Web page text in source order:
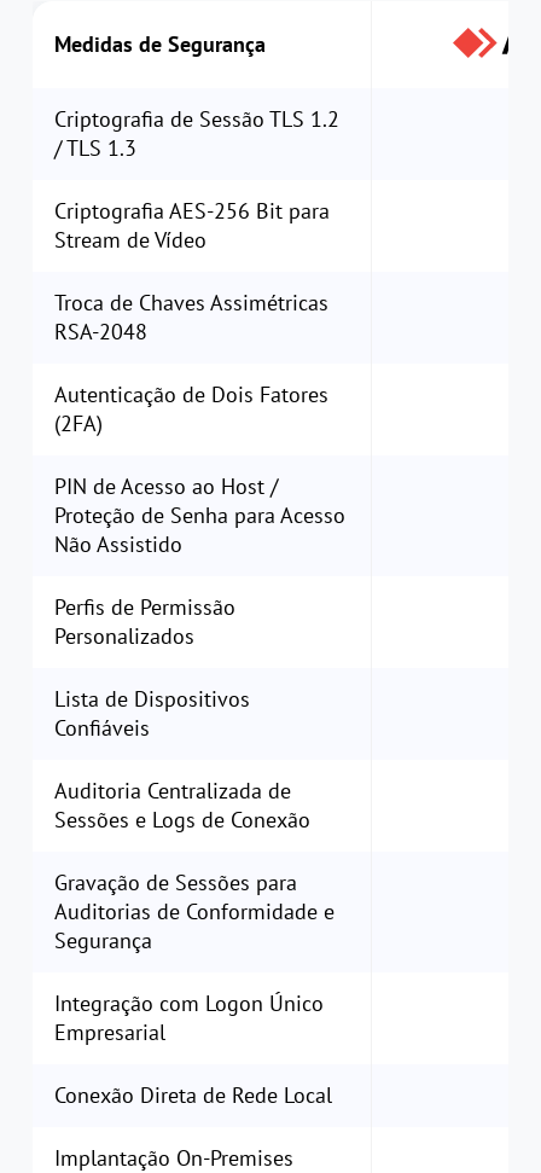
Medidas de Segurança
Criptografia de Sessão TLS 1.2
/ TLS 1.3
Criptografia AES-256 Bit para
Stream de Vídeo
Troca de Chaves Assimétricas
RSA-2048
Autenticação de Dois Fatores
(2FA)
PIN de Acesso ao Host /
Proteção de Senha para Acesso
Não Assistido
Perfis de Permissão
Personalizados
Lista de Dispositivos
Confiáveis
Auditoria Centralizada de
Sessões e Logs de Conexão
Gravação de Sessões para
Auditorias de Conformidade e
Segurança
Integração com Logon Único
Empresarial
Conexão Direta de Rede Local
Implantação On-Premises